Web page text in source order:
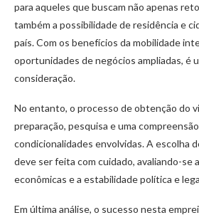
para aqueles que buscam não apenas
também a possibilidade de residência e
país. Com os benefícios da mobilidade
oportunidades de negócios ampliadas, é
consideração.
No entanto, o processo de obtenção do
preparação, pesquisa e uma
condicionalidades envolvidas. A escolha
deve ser feita com cuidado, avaliando-se
econômicas e a estabilidade política e
Em última análise, o sucesso nesta